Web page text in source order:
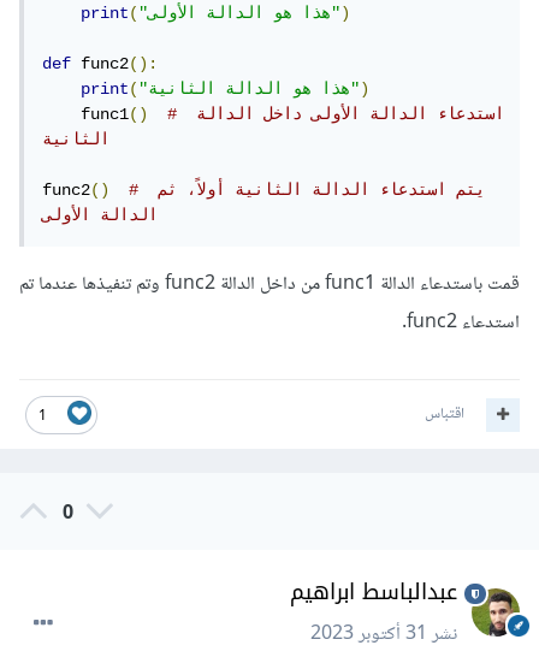
print( "هذا هو الدالة الأولى")
def func2():
print( "هذا هو الدالة الثانية")
    func1
()
# استدعاء الدالة الأولى داخل الدالة
الثانية
func2()
# يتم استدعاء الدالة الثانية أولاً، ثم
الدالة الأولى
قمت باستدعاء الدالة func1 من داخل الدالة func2 وتم تنفيذها عندما تم
استدعاء func2.
1 اقتباس
0
عبدالباسط ابراهيم
نشر31 أكتوبر 2023